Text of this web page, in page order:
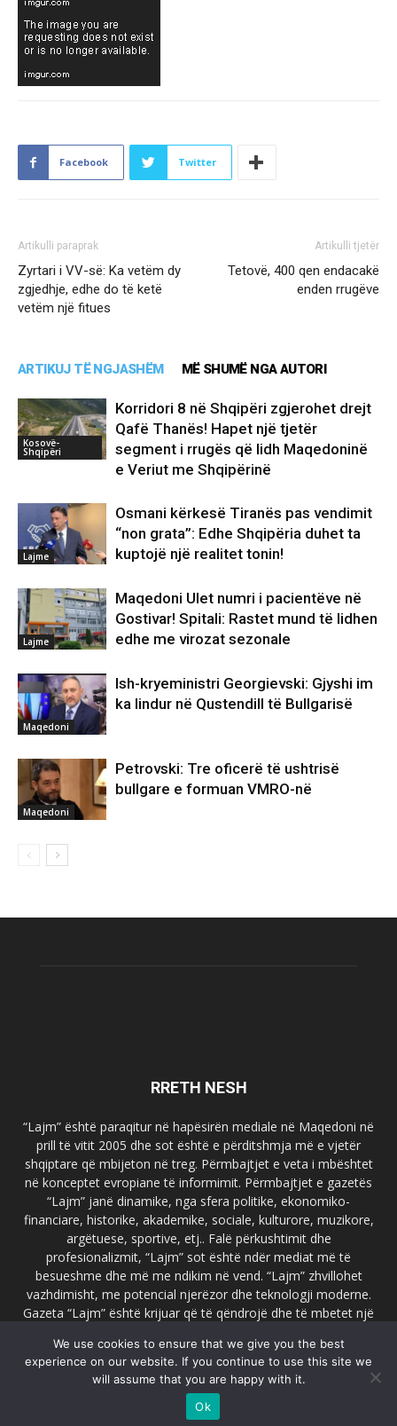
Facebook Twitter
Artikulli paraprak
Zyrtari i VV-së: Ka vetëm dy
zgjedhje, edhe do të ketë
vetëm një fitues
Artikulli tjetër
Tetovë, 400 qen endacakë
enden rrugëve
ARTIKUJ TË NGJASHËM MË SHUMË NGA AUTORI
Kosovë-
Shqipëri
Korridori 8 në Shqipëri zgjerohet drejt
Qafë Thanës! Hapet një tjetër
segment i rrugës që lidh Maqedoninë
e Veriut me Shqipërinë
Lajme
Osmani kërkesë Tiranës pas vendimit
“non grata”: Edhe Shqipëria duhet ta
kuptojë një realitet tonin!
Lajme
Maqedoni Ulet numri i pacientëve në
Gostivar! Spitali: Rastet mund të lidhen
edhe me virozat sezonale
Maqedoni
Ish-kryeministri Georgievski: Gjyshi im
ka lindur në Qustendill të Bullgarisë
Maqedoni
Petrovski: Tre oficerë të ushtrisë
bullgare e formuan VMRO-në
RRETH NESH
“Lajm” është paraqitur në hapësirën mediale në Maqedoni në
prill të vitit 2005 dhe sot është e përditshmja më e vjetër
shqiptare që mbijeton në treg. Përmbajtjet e veta i mbështet
në konceptet evropiane të informimit. Përmbajtjet e gazetës
“Lajm” janë dinamike, nga sfera politike, ekonomiko-
financiare, historike, akademike, sociale, kulturore, muzikore,
argëtuese, sportive, etj.. Falë përkushtimit dhe
profesionalizmit, “Lajm” sot është ndër mediat më të
besueshme dhe më me ndikim në vend. “Lajm” zhvillohet
vazhdimisht, me potencial njerëzor dhe teknologji moderne.
Gazeta “Lajm” është krijuar që të qëndrojë dhe të mbetet një
faqja zyrtare e gazetës “Lajm”, www.lajmpress.org është një
ndër portalet më të njohur në Maqedoni.
lajm.sk@gmail.com
We use cookies to ensure that we give you the best
experience on our website. If you continue to use this site we
will assume that you are happy with it.
Ok